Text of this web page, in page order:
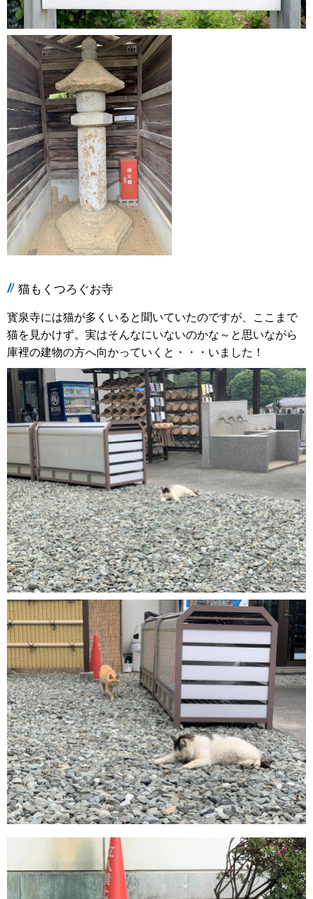
猫もくつろぐお寺
寳泉寺には猫が多くいると聞いていたのですが、ここまで
猫を見かけず。実はそんなにいないのかな～と思いながら
庫裡の建物の方へ向かっていくと・・・いました！